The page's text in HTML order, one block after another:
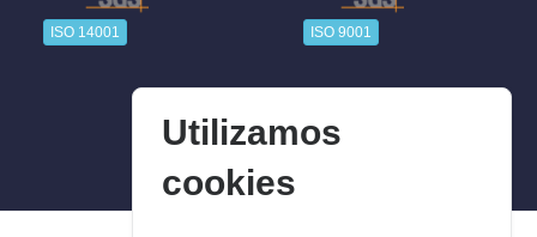
ISO 14001 ISO 9001
Utilizamos
cookies